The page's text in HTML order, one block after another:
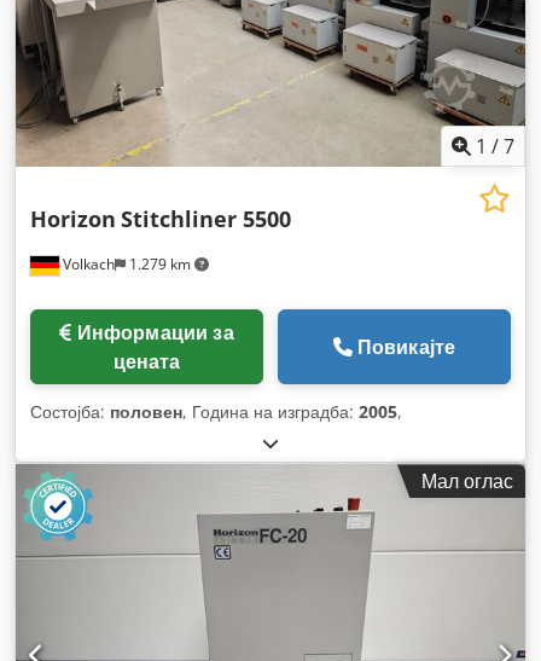
1 /7
Volkach 1.279 km
Horizon Stitchliner 5500
цената
Повикајте
Состојба: половен, Година на изградба: 2005,
Мал оглас